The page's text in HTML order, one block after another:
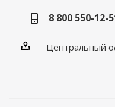
8 800 550-12-
Центральный